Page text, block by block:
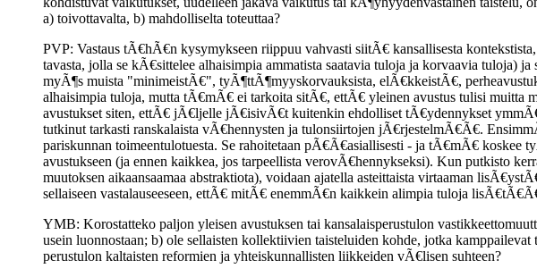
a) toivottavalta, b) mahdolliselta toteuttaa?
PVP: Vastaus tÃ€hÃ€n kysymykseen riippuu vahvasti siitÃ€ kansallisesta
tavasta, jolla se kÃ€sittelee alhaisimpia ammatista saatavia tuloja ja korvaavia tuloja)
myÃ¶s muista "minimeistÃ€", tyÃ¶ttÃ¶myyskorvauksista, elÃ€kkeistÃ€,
alhaisimpia tuloja, mutta tÃ€mÃ€ ei tarkoita sitÃ€, ettÃ€ yleinen avustus tulisi muitta
avustukset siten, ettÃ€ jÃ€ljelle jÃ€isivÃ€t kuitenkin ehdolliset tÃ€ydennykset
tutkinut tarkasti ranskalaista vÃ€hennysten ja tulonsiirtojen jÃ€rjestelmÃ€Ã€.
pariskunnan toimeentulotuesta. Se rahoitetaan pÃ€Ã€asiallisesti - ja tÃ€mÃ€
avustukseen (ja ennen kaikkea, jos tarpeellista verovÃ€hennykseksi). Kun putkisto
muutoksen aikaansaamaa abstraktiota), voidaan ajatella asteittaista virtaaman
sellaiseen vastalauseeseen, ettÃ€ mitÃ€ enemmÃ€n kaikkein alimpia tuloja
YMB: Korostatteko paljon yleisen avustuksen tai kansalaisperustulon
usein luonnostaan; b) ole sellaisten kollektiivien taisteluiden kohde, jotka
perustulon kaltaisten reformien ja yhteiskunnallisten liikkeiden vÃ€lisen suhteen?